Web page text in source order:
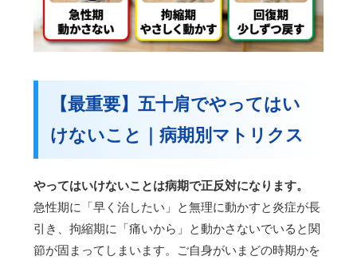
【最重要】五十肩でやってはい
けないこと｜病期別マトリクス
やってはいけないことは病期で正反対になります。
急性期に「早く治したい」と無理に動かすと炎症が長
引き、拘縮期に「痛いから」と動かさないでいると関
節が固まってしまいます。ご自身がいまどの時期かを